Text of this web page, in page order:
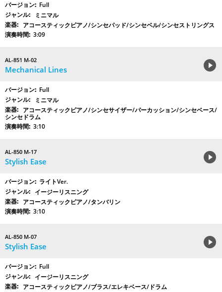
Full
ミニマル
アコースティックピアノ/シンセパッド/シンセベル/シンセストリングス
3:09
AL-851 M-02
Mechanical Lines
Full
ミニマル
アコースティックピアノ/シンセサイザー/パーカッション/シンセベース/
シンセドラム
3:10
AL-850 M-17
Stylish Ease
ライトVer.
イージーリスニング
アコースティックピアノ/タンバリン
3:10
AL-850 M-07
Stylish Ease
Full
イージーリスニング
アコースティックピアノ/ブラス/エレキベース/ドラム